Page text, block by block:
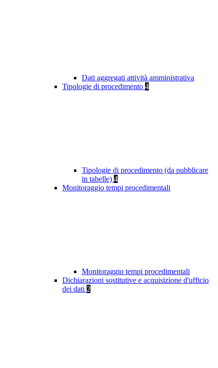
Dati aggregati attività amministrativa
Tipologie di procedimento 4
Tipologie di procedimento (da pubblicare
in tabelle) 4
Monitoraggio tempi procedimentali
Monitoraggio tempi procedimentali
Dichiarazioni sostitutive e acquisizione d'ufficio
dei dati 2